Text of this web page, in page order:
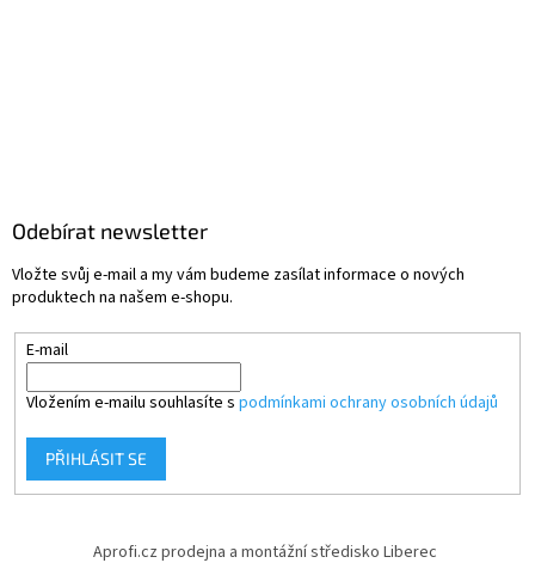
Odebírat newsletter
Vložte svůj e-mail a my vám budeme zasílat informace o nových
produktech na našem e-shopu.
E-mail
Vložením e-mailu souhlasíte s podmínkami ochrany osobních údajů
PŘIHLÁSIT SE
Aprofi.cz prodejna a montážní středisko Liberec